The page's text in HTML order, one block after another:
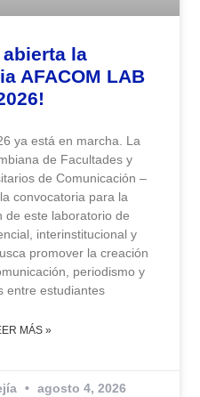
abierta la
AFACOM LAB
ya está en marcha. La
de Facultades y
de Comunicación –
convocatoria para la
de este laboratorio de
interinstitucional y
promover la creación
periodismo y
entre estudiantes
MÁS »
agosto 4, 2026